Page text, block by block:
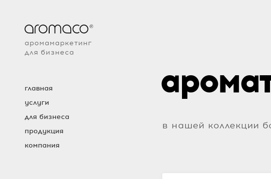
аромамаркетинг
для бизнеса
главная
услуги
для бизнеса
продукция
компания
в нашей коллекции